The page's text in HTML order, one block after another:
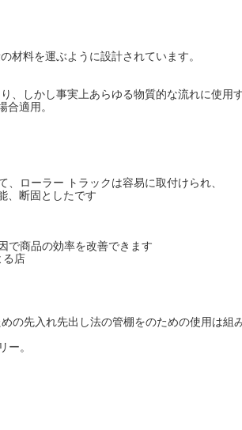
材料を運ぶように設計されています。
、しかし事実上あらゆる物質的な流れに使用
適用。
ローラー トラックは容易に取付けられ、
、断固としたです
で商品の効率を改善できます
る店
の先入れ先出し法の管棚をのための使用は組
ー。